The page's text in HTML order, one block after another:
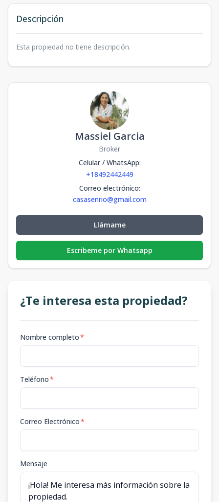
Descripción
Esta propiedad no tiene descripción.
Massiel Garcia
Broker
Celular / WhatsApp:
+18492442449
Correo electrónico:
casasenrio@gmail.com
Llámame
Escribeme por Whatsapp
¿Te interesa esta propiedad?
Nombre completo*
Teléfono*
Correo Electrónico*
Mensaje